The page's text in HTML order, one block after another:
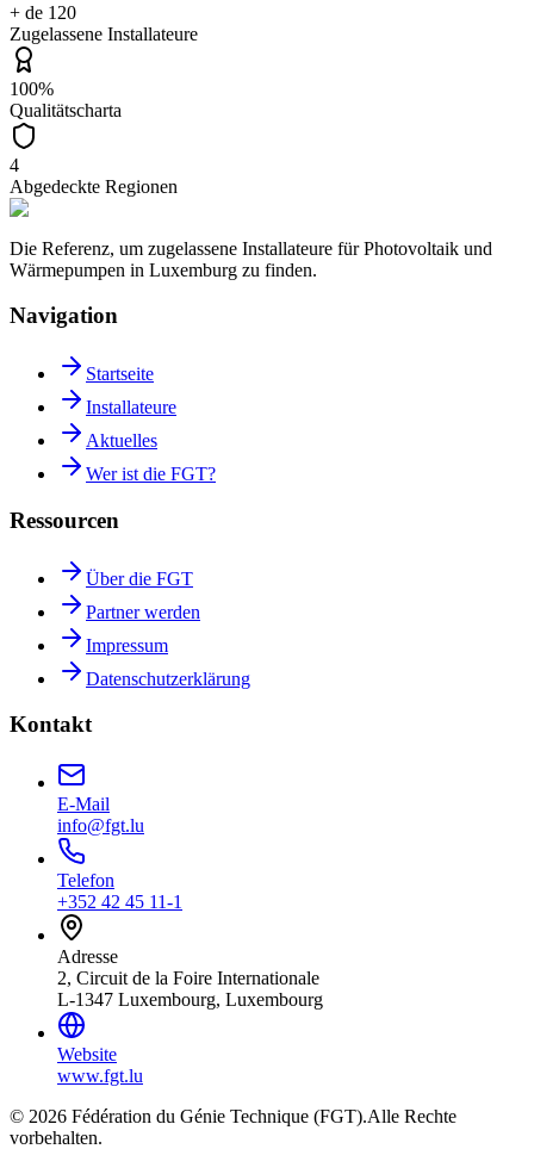
+ de 120
Zugelassene Installateure
100%
Qualitätscharta
4
Abgedeckte Regionen
Die Referenz, um zugelassene Installateure für Photovoltaik und
Wärmepumpen in Luxemburg zu finden.
Navigation
Startseite
Installateure
Aktuelles
Wer ist die FGT?
Ressourcen
Über die FGT
Partner werden
Impressum
Datenschutzerklärung
Kontakt
E-Mail
info@fgt.lu
Telefon
+352 42 45 11-1
Adresse
2, Circuit de la Foire Internationale
L-1347 Luxembourg, Luxembourg
Website
www.fgt.lu
© 2026 Fédération du Génie Technique (FGT).Alle Rechte
vorbehalten.